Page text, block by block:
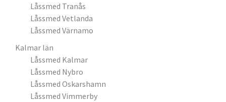
Låssmed Tranås
Låssmed Vetlanda
Låssmed Värnamo
Kalmar län
Låssmed Kalmar
Låssmed Nybro
Låssmed Oskarshamn
Låssmed Vimmerby